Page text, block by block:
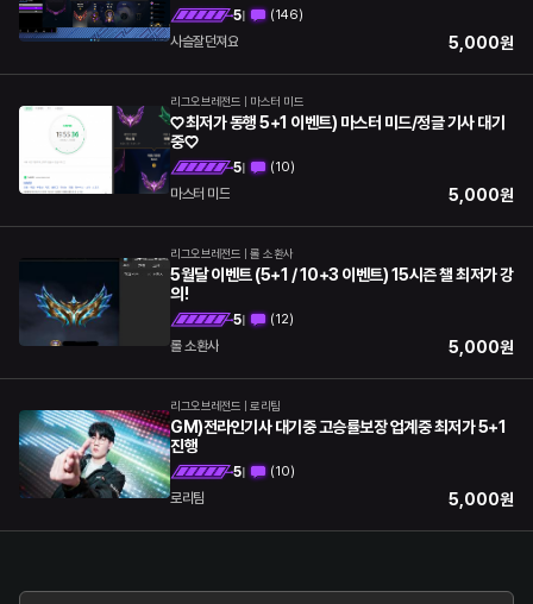
5| (146)
사슬잘던져요 5,000원
리그오브레전드 | 마스터 미드
♡최저가 동행 5+1 이벤트) 마스터 미드/정글 기사 대기
중♡
5| (10)
마스터 미드 5,000원
리그오브레전드 | 롤 소환사
5월달 이벤트 (5+1 / 10+3 이벤트) 15시즌 챌 최저가 강
의!
5| (12)
롤 소환사 5,000원
리그오브레전드 | 로리팀
GM)전라인기사 대기중 고승률보장 업계중 최저가 5+1
진행
5| (10)
로리팀 5,000원